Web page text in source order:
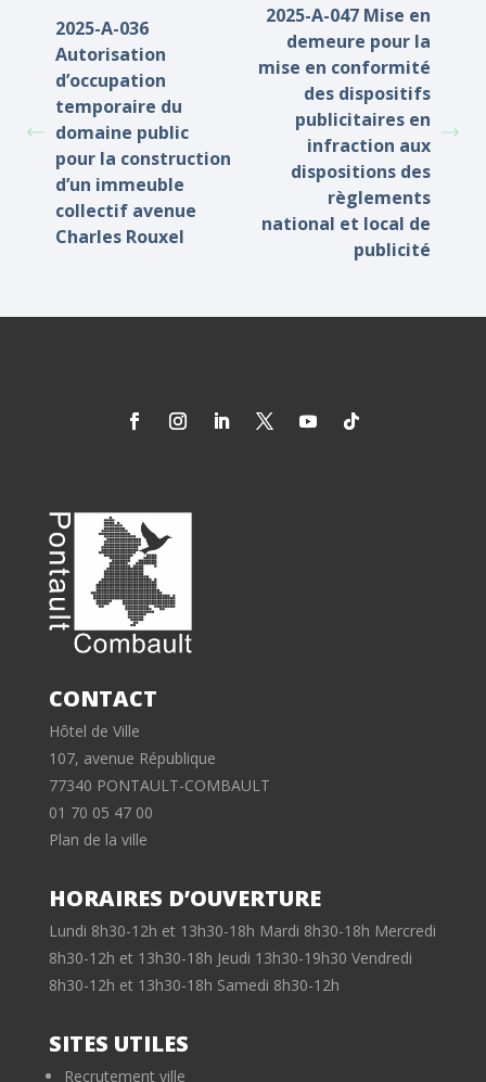
2025-A-036
Autorisation
d’occupation
temporaire du
domaine public
pour la construction
d’un immeuble
collectif avenue
Charles Rouxel
2025-A-047 Mise en
demeure pour la
mise en conformité
des dispositifs
publicitaires en
infraction aux
dispositions des
règlements
national et local de
publicité
CONTACT
Hôtel de Ville
107, avenue République
77340 PONTAULT-COMBAULT
01 70 05 47 00
Plan de la ville
HORAIRES D’OUVERTURE
Lundi 8h30-12h et 13h30-18h Mardi 8h30-18h Mercredi
8h30-12h et 13h30-18h Jeudi 13h30-19h30 Vendredi
8h30-12h et 13h30-18h Samedi 8h30-12h
SITES UTILES
Recrutement ville